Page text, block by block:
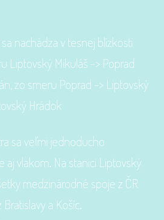
nachádza v tesnej blízkosti
Liptovský Mikuláš -> Poprad
zo smeru Poprad -> Liptovský
Hrádok
sa veľmi jednoducho
aj vlakom. Na stanici Liptovský
medzinárodné spoje z ČR
a Košíc.